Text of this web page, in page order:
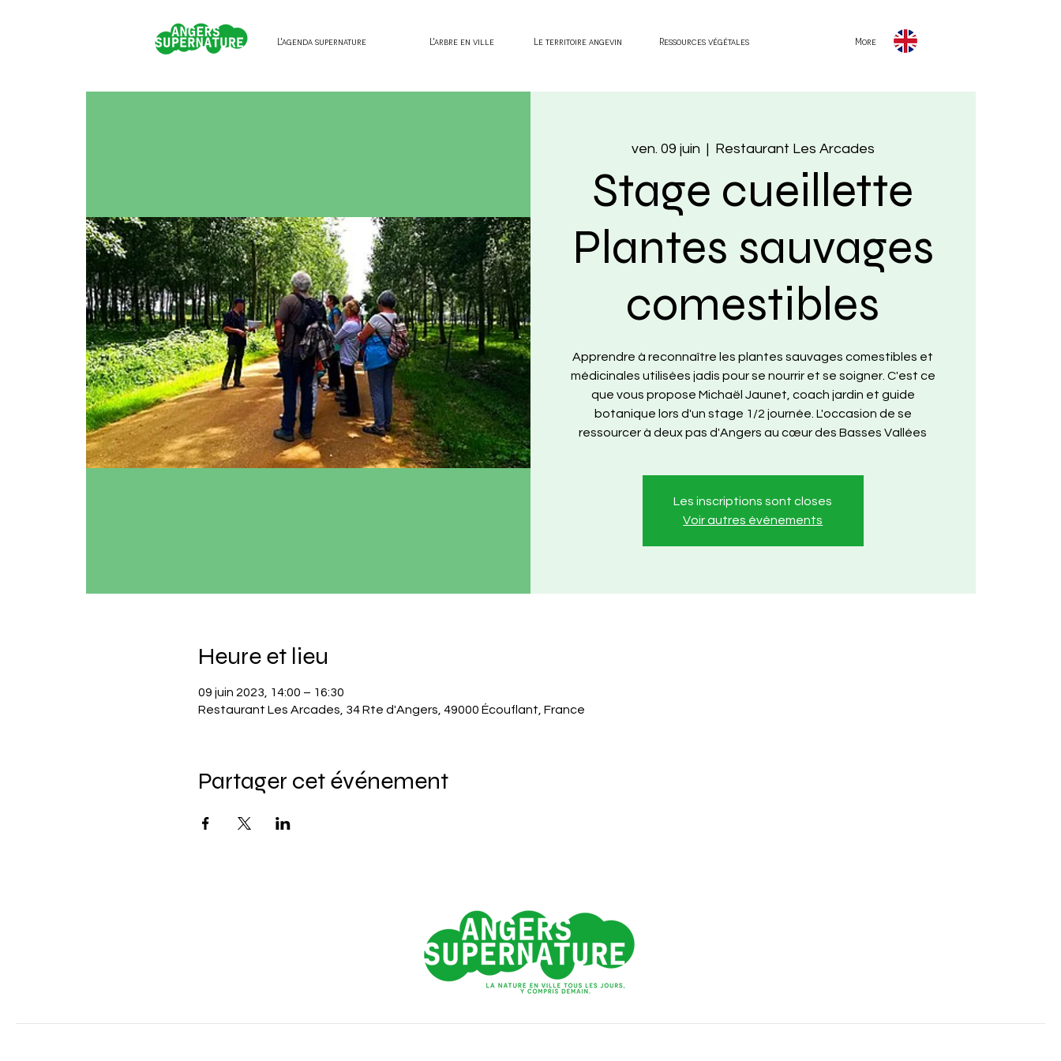
L'agenda supernature L'arbre en ville Le territoire angevin Ressources végétales More
ven. 09 juin
  |
Restaurant Les Arcades
Stage cueillette
Plantes sauvages
comestibles
Apprendre à reconnaître les plantes sauvages comestibles et
médicinales utilisées jadis pour se nourrir et se soigner. C'est ce
que vous propose Michaël Jaunet, coach jardin et guide
botanique lors d'un stage 1/2 journée. L'occasion de se
ressourcer à deux pas d'Angers au cœur des Basses Vallées
Les inscriptions sont closes
Voir autres événements
Heure et lieu
09 juin 2023, 14:00 – 16:30
Restaurant Les Arcades, 34 Rte d'Angers, 49000 Écouflant, France
Partager cet événement